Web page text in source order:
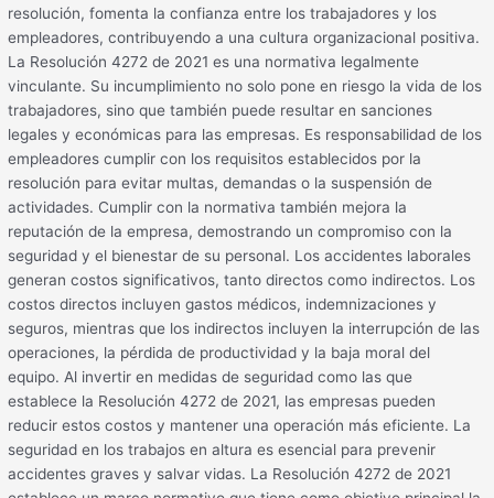
resolución, fomenta la confianza entre los trabajadores y los
empleadores, contribuyendo a una cultura organizacional positiva.
La Resolución 4272 de 2021 es una normativa legalmente
vinculante. Su incumplimiento no solo pone en riesgo la vida de los
trabajadores, sino que también puede resultar en sanciones
legales y económicas para las empresas. Es responsabilidad de los
empleadores cumplir con los requisitos establecidos por la
resolución para evitar multas, demandas o la suspensión de
actividades. Cumplir con la normativa también mejora la
reputación de la empresa, demostrando un compromiso con la
seguridad y el bienestar de su personal. Los accidentes laborales
generan costos significativos, tanto directos como indirectos. Los
costos directos incluyen gastos médicos, indemnizaciones y
seguros, mientras que los indirectos incluyen la interrupción de las
operaciones, la pérdida de productividad y la baja moral del
equipo. Al invertir en medidas de seguridad como las que
establece la Resolución 4272 de 2021, las empresas pueden
reducir estos costos y mantener una operación más eficiente. La
seguridad en los trabajos en altura es esencial para prevenir
accidentes graves y salvar vidas. La Resolución 4272 de 2021